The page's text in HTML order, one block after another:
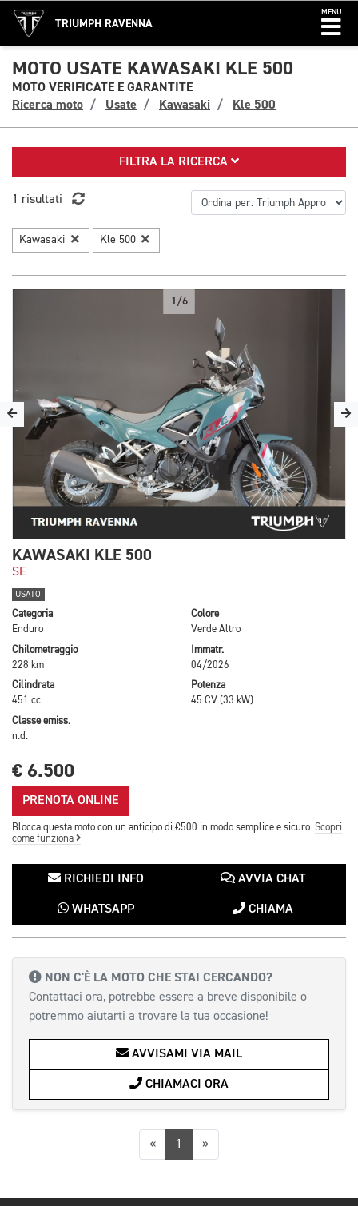
TRIUMPH RAVENNA
MENU
MOTO USATE KAWASAKI KLE 500
MOTO VERIFICATE E GARANTITE
Ricerca moto
Usate Kawasaki Kle 500
FILTRA LA RICERCA
1 risultati
Kawasaki Kle 500
1/6
KAWASAKI KLE 500
SE
USATO
Categoria
Enduro
Colore
Verde Altro
Chilometraggio
228 km
Immatr.
04/2026
Cilindrata
451 cc
Potenza
45 CV (33 kW)
Classe emiss.
n.d.
€ 6.500
PRENOTA ONLINE
Blocca questa moto con un anticipo di €500 in modo semplice e sicuro. Scopri
come funziona
RICHIEDI INFO AVVIA CHAT
WHATSAPP CHIAMA
NON C'È LA MOTO CHE STAI CERCANDO?
Contattaci ora, potrebbe essere a breve disponibile o
potremmo aiutarti a trovare la tua occasione!
AVVISAMI VIA MAIL
CHIAMACI ORA
«Precedente
1 »Successiva